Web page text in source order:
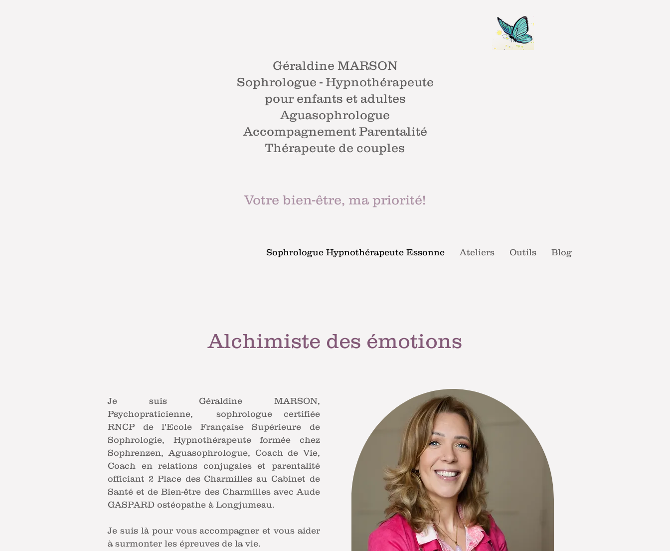
Géraldine MARSON
Sophrologue - Hypnothérapeute
pour enfants et adultes
Aguasophrologue
Accompagnement Parentalité
Thérapeute de couples
Votre bien-être, ma priorité!
Sophrologue Hypnothérapeute Essonne Ateliers Outils Blog
Alchimiste des émotions
Je suis Géraldine MARSON,
Psychopraticienne, sophrologue certifiée
RNCP de l'Ecole Française Supérieure de
Sophrologie, Hypnothérapeute formée chez
Sophrenzen, Aguasophrologue, Coach de Vie,
Coach en relations conjugales et parentalité
officiant 2 Place des Charmilles au Cabinet de
Santé et de Bien-être des Charmilles avec Aude
GASPARD ostéopathe à Longjumeau.
Je suis là pour vous accompagner et vous aider
à surmonter les épreuves de la vie.